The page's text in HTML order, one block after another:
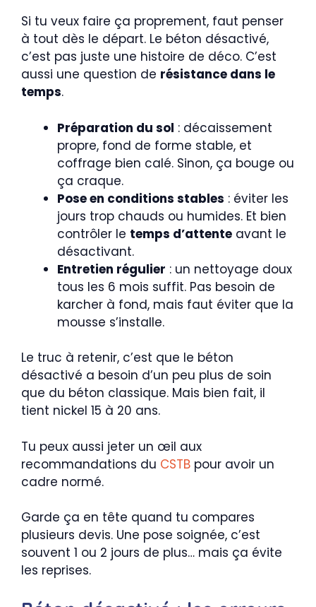
Si tu veux faire ça proprement, faut penser
à tout dès le départ. Le béton désactivé,
c’est pas juste une histoire de déco. C’est
aussi une question de résistance dans le
temps.
Préparation du sol : décaissement
propre, fond de forme stable, et
coffrage bien calé. Sinon, ça bouge ou
ça craque.
Pose en conditions stables : éviter les
jours trop chauds ou humides. Et bien
contrôler le temps d’attente avant le
désactivant.
Entretien régulier : un nettoyage doux
tous les 6 mois suffit. Pas besoin de
karcher à fond, mais faut éviter que la
mousse s’installe.
Le truc à retenir, c’est que le béton
désactivé a besoin d’un peu plus de soin
que du béton classique. Mais bien fait, il
tient nickel 15 à 20 ans.
Tu peux aussi jeter un œil aux
recommandations du CSTB pour avoir un
cadre normé.
Garde ça en tête quand tu compares
plusieurs devis. Une pose soignée, c’est
souvent 1 ou 2 jours de plus… mais ça évite
les reprises.